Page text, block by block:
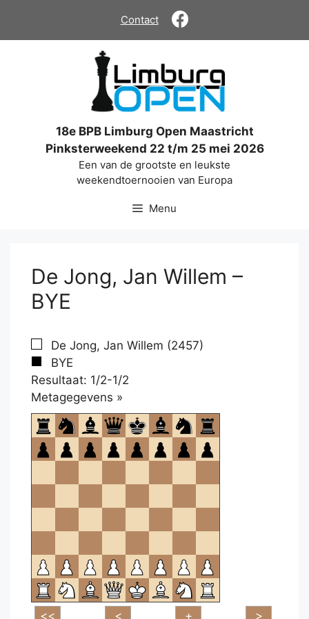
de
Contact
18e BPB Limburg Open Maastricht
Pinksterweekend 22 t/m 25 mei 2026
Een van de grootste en leukste
weekendtoernooien van Europa
Menu
De Jong, Jan Willem –
BYE
De Jong, Jan Willem (2457)
BYE
Resultaat: 1/2-1/2
Metagegevens »
om
te
openen.